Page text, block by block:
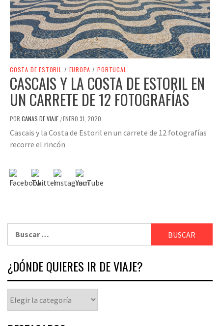
COSTA DE ESTORIL / EUROPA / PORTUGAL
CASCAIS Y LA COSTA DE ESTORIL EN
UN CARRETE DE 12 FOTOGRAFÍAS
POR CANAS DE VIAJE /ENERO 31, 2020
Cascais y la Costa de Estoril en un carrete de 12 fotografías
recorre el rincón
¿DÓNDE QUIERES IR DE VIAJE?